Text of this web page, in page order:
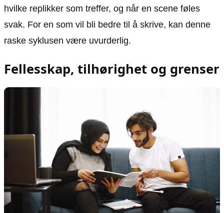
hvilke replikker som treffer, og når en scene føles
svak. For en som vil bli bedre til å skrive, kan denne
raske syklusen være uvurderlig.
Fellesskap, tilhørighet og grenser